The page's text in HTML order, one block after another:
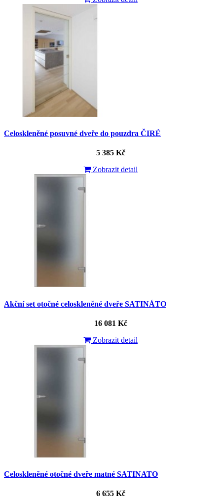
Celoskleněné posuvné dveře do pouzdra ČIRÉ
5 385 Kč
Zobrazit detail
Akční set otočné celoskleněné dveře SATINÁTO
16 081 Kč
Zobrazit detail
Celoskleněné otočné dveře matné SATINATO
6 655 Kč